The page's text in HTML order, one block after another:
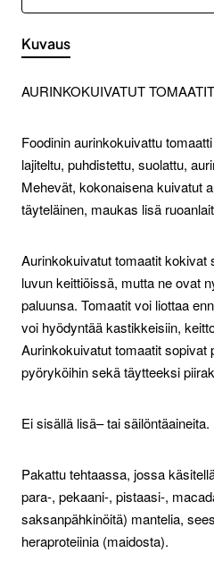
Kuvaus
AURINKOKUIVATUT
Foodinin aurinkokuivattu
lajiteltu, puhdistettu, suolattu,
Mehevät, kokonaisena kuivatut
täyteläinen, maukas lisä
Aurinkokuivatut tomaatit kokivat
luvun keittiöissä, mutta ne ovat
paluunsa. Tomaatit voi liottaa
voi hyödyntää kastikkeisiin,
Aurinkokuivatut tomaatit sopivat
pyöryköihin sekä täytteeksi
Ei sisällä lisä– tai säilöntäaineita.
Pakattu tehtaassa, jossa
para-, pekaani-, pistaasi-,
saksanpähkinöitä) mantelia,
heraproteiinia (maidosta).